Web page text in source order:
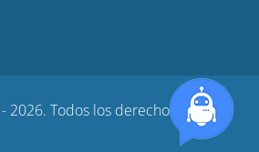
Todos los derechos